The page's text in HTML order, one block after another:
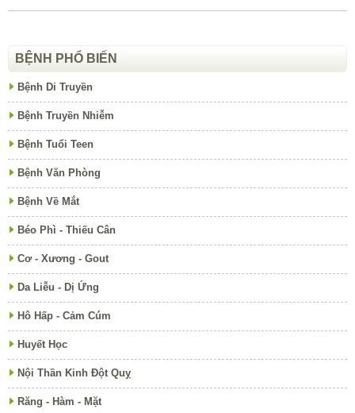
BỆNH PHỔ BIẾN
Bệnh Di Truyền
Bệnh Truyền Nhiễm
Bệnh Tuổi Teen
Bệnh Văn Phòng
Bệnh Về Mắt
Béo Phì - Thiếu Cân
Cơ - Xương - Gout
Da Liễu - Dị Ứng
Hô Hấp - Cảm Cúm
Huyết Học
Nội Thần Kinh Đột Quỵ
Răng - Hàm - Mặt